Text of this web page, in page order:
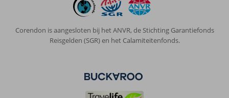
Corendon is aangesloten bij het ANVR, de Stichting Garantiefonds
Reisgelden (SGR) en het Calamiteitenfonds.